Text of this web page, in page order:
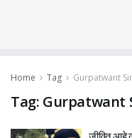
Home Tag Gurpatwant
Tag: Gurpatwant